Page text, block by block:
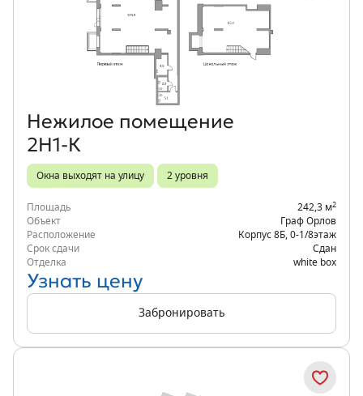
Объект месяца
Нежилое помещение
2Н1-К
Окна выходят на улицу 2 уровня
Площадь 242,3 м2
Объект
Граф Орлов
Расположение
Корпус 8Б 0-1/8этаж
Срок сдачи
Сдан
Отделка
white box
Узнать цену
Забронировать